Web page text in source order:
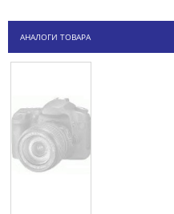
АНАЛОГИ ТОВАРА